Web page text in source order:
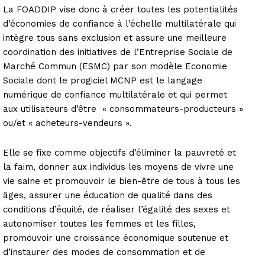
La FOADDIP vise donc à créer toutes les potentialités
d’économies de confiance à l’échelle multilatérale qui
intègre tous sans exclusion et assure une meilleure
coordination des initiatives de l’Entreprise Sociale de
Marché Commun (ESMC) par son modèle Economie
Sociale dont le progiciel MCNP est le langage
numérique de confiance multilatérale et qui permet
aux utilisateurs d’être « consommateurs-producteurs »
ou/et « acheteurs-vendeurs ».
Elle se fixe comme objectifs d’éliminer la pauvreté et
la faim, donner aux individus les moyens de vivre une
vie saine et promouvoir le bien-être de tous à tous les
âges, assurer une éducation de qualité dans des
conditions d’équité, de réaliser l’égalité des sexes et
autonomiser toutes les femmes et les filles,
promouvoir une croissance économique soutenue et
d’instaurer des modes de consommation et de